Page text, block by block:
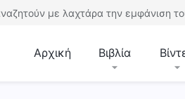
με λαχτάρα την εμφάνιση
Αρχική Βιβλία